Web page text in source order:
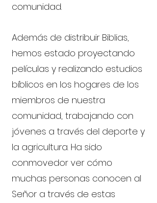
comunidad.
Además de distribuir Biblias,
hemos estado proyectando
películas y realizando estudios
bíblicos en los hogares de los
miembros de nuestra
comunidad, trabajando con
jóvenes a través del deporte y
la agricultura. Ha sido
conmovedor ver cómo
muchas personas conocen al
Señor a través de estas